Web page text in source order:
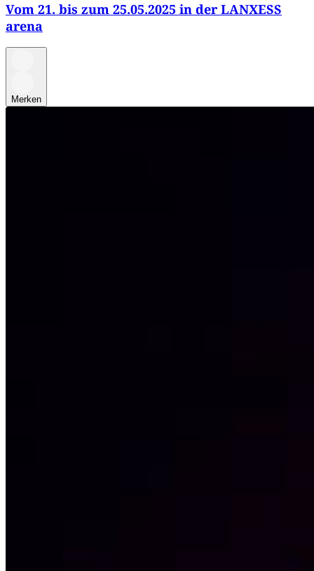
Vom 21. bis zum 25.05.2025 in der LANXESS
arena
Merken